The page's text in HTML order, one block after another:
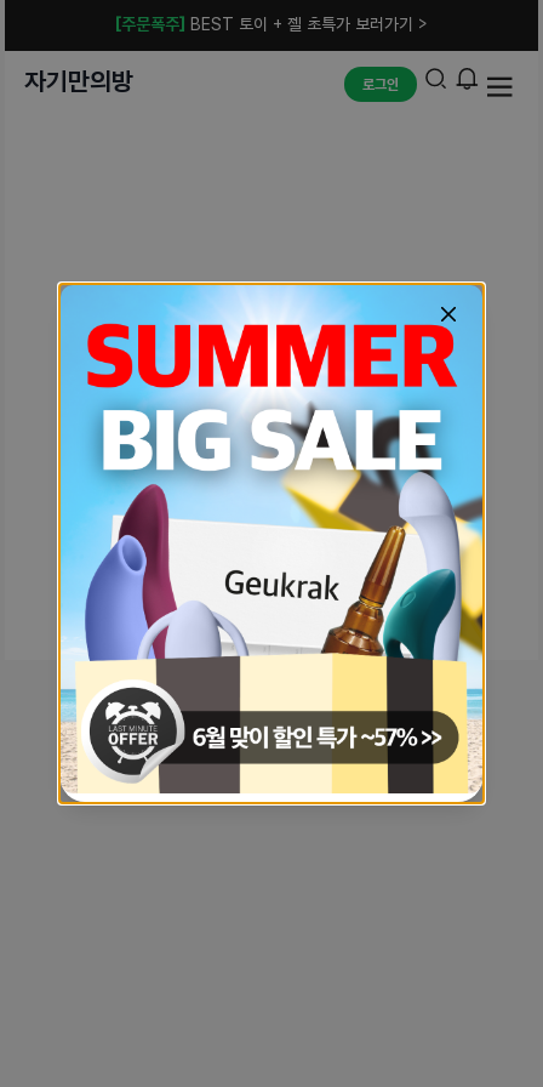
[주문폭주] BEST 토이 + 젤 초특가 보러가기 >
자기만의방 로그인
예상치 못한 에러입니다.